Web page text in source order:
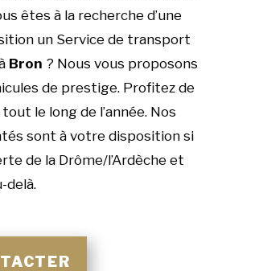
êtes à la recherche d’une
un Service de transport
Bron ? Nous vous proposons
de prestige. Profitez de
le long de l’année. Nos
sont à votre disposition si
de la Drôme/l’Ardèche et
delà.